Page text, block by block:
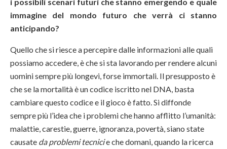
immagine del mondo futuro che verrà ci stanno
anticipando?
Quello che si riesce a percepire dalle informazioni alle quali
possiamo accedere, è che si sta lavorando per rendere alcuni
uomini sempre più longevi, forse immortali. Il presupposto è
che se la mortalità è un codice iscritto nel DNA, basta
cambiare questo codice e il gioco è fatto. Si diffonde
sempre più l’idea che i problemi che hanno afflitto l’umanità:
malattie, carestie, guerre, ignoranza, povertà, siano state
causate da problemi tecnicie che domani, quando la ricerca